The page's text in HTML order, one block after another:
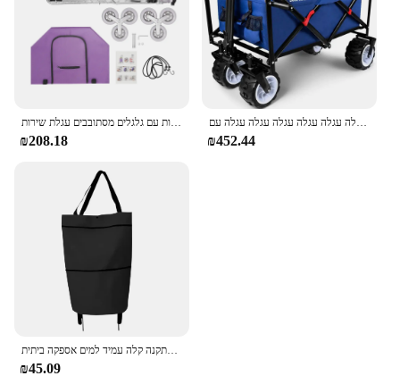
₪208.18 ₪452.44
₪45.09